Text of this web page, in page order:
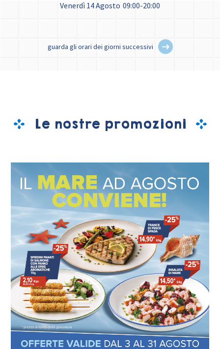
Venerdì 14 Agosto 09:00-20:00
guarda gli orari dei giorni successivi
Le nostre promozioni